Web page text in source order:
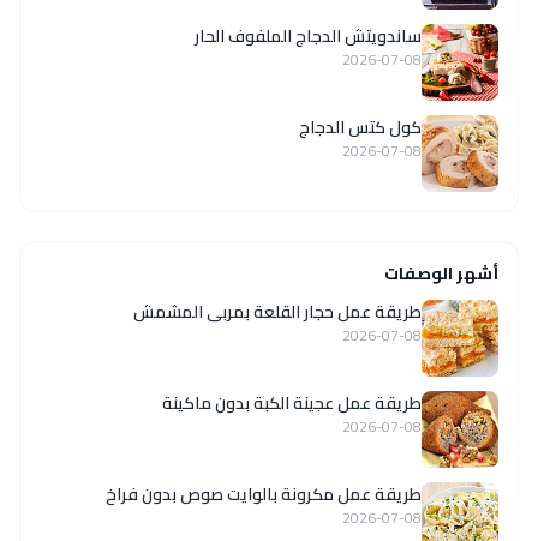
ساندويتش الدجاج الملفوف الحار
2026-07-08
كول كتس الدجاج
2026-07-08
أشهر الوصفات
طريقة عمل حجار القلعة بمربى المشمش
2026-07-08
طريقة عمل عجينة الكبة بدون ماكينة
2026-07-08
طريقة عمل مكرونة بالوايت صوص بدون فراخ
2026-07-08